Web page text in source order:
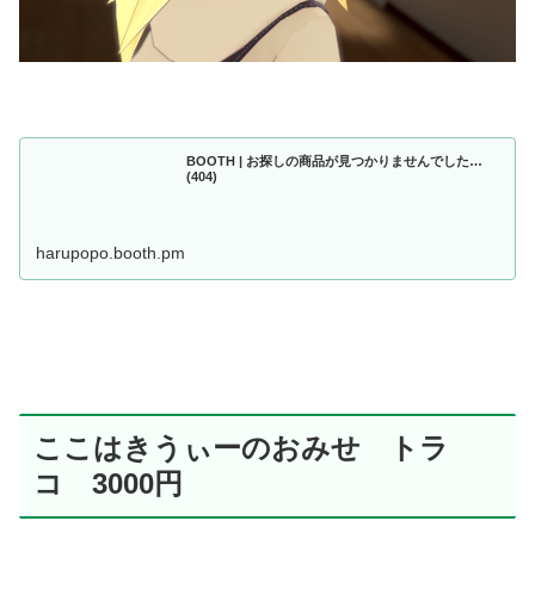
BOOTH | お探しの商品が見つかりませんでした…
(404)
harupopo.booth.pm
ここはきうぃーのおみせ トラ
コ 3000円